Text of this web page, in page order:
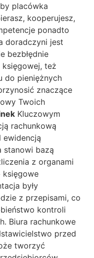
placówka
kooperujesz,
ponadto
doradczyni jest
bezbłędnie
też
do pieniężnych
znaczące
Twoich
Kluczowym
rachunkową
ewidencją
stanowi bazą
z organami
księgowe
były
z przepisami, co
kontroli
Biura rachunkowe
przed
tworzyć